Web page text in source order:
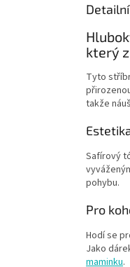
který
Tyto
takže
Safírový
pohybu.
Pro
Hodí se
Jako
maminku.